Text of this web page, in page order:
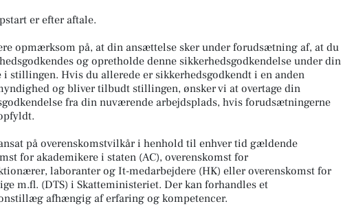
er efter aftale.
opmærksom på, at din ansættelse sker under forudsætning af, at du
og opretholde denne sikkerhedsgodkendelse under din
i stillingen. Hvis du allerede er sikkerhedsgodkendt i en anden
og bliver tilbudt stillingen, ønsker vi at overtage din
fra din nuværende arbejdsplads, hvis forudsætningerne
på overenskomstvilkår i henhold til enhver tid gældende
for akademikere i staten (AC), overenskomst for
laboranter og It-medarbejdere (HK) eller overenskomst for
m.fl. (DTS) i Skatteministeriet. Der kan forhandles et
afhængig af erfaring og kompetencer.